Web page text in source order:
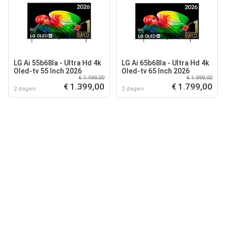
LG Ai 55b68la - Ultra Hd 4k
Oled-tv 55 Inch 2026
2 dagen
€ 1.499,00
€ 1.399,00
LG Ai 65b68la - Ultra Hd 4k
Oled-tv 65 Inch 2026
2 dagen
€ 1.999,00
€ 1.799,00